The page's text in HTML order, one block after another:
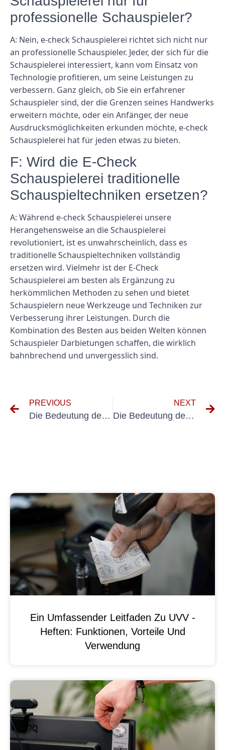
professionelle Schauspieler?
A: Nein, e-check Schauspielerei richtet sich nicht nur
an professionelle Schauspieler. Jeder, der sich für die
Schauspielerei interessiert, kann vom Einsatz von
Technologie profitieren, um seine Leistungen zu
verbessern. Ganz gleich, ob Sie ein erfahrener
Schauspieler sind, der die Grenzen seines Handwerks
erweitern möchte, oder ein Anfänger, der neue
Ausdrucksmöglichkeiten erkunden möchte, e-check
Schauspielerei hat für jeden etwas zu bieten.
F: Wird die E-Check
Schauspielerei traditionelle
Schauspieltechniken ersetzen?
A: Während e-check Schauspielerei unsere
Herangehensweise an die Schauspielerei
revolutioniert, ist es unwahrscheinlich, dass es
traditionelle Schauspieltechniken vollständig
ersetzen wird. Vielmehr ist der E-Check
Schauspielerei am besten als Ergänzung zu
herkömmlichen Methoden zu sehen und bietet
Schauspielern neue Werkzeuge und Techniken zur
Verbesserung ihrer Leistungen. Durch die
Kombination des Besten aus beiden Welten können
Schauspieler Darbietungen schaffen, die wirklich
bahnbrechend und unvergesslich sind.
PREVIOUS
Die Bedeutung der UVV-Prüfung in der chemischen Industrie
NEXT
Die Bedeutung der DGUV V3-Prüfung in der chemischen Industrie
Ein Umfassender Leitfaden Zu UVV -
Heften: Funktionen, Vorteile Und
Verwendung